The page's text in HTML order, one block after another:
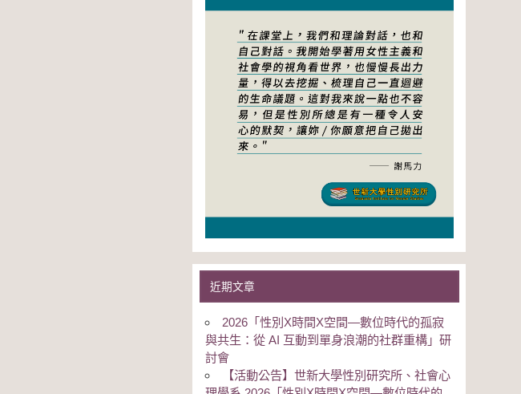
近期文章
2026「性別Χ時間Χ空間—數位時代的孤寂
與共生：從 AI 互動到單身浪潮的社群重構」研
討會
【活動公告】世新大學性別研究所、社會心